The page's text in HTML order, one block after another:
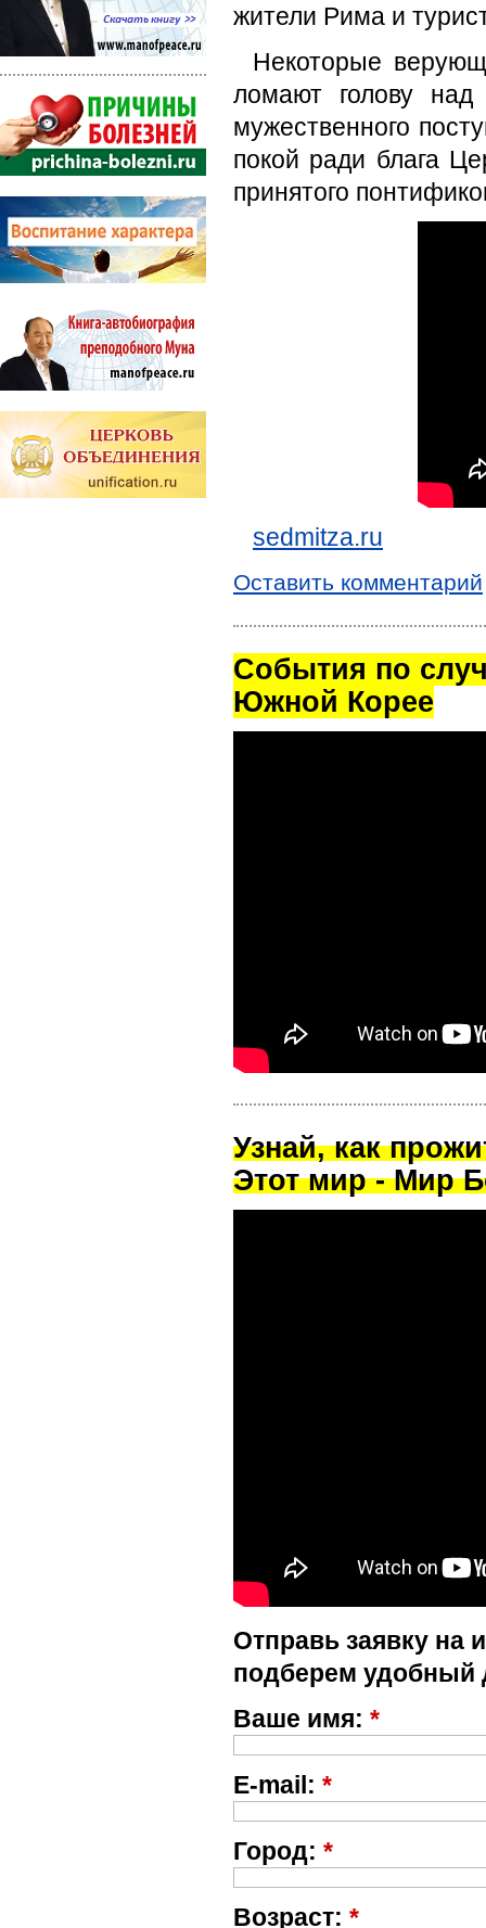
жители Рима и
Некоторые
ломают голову
мужественного
покой ради блага
принятого
sedmitza.ru
Оставить комментарий
Cобытия по
Южной Корее
Узнай, как
Этот мир - Мир
Отправь заявку на
подберем удобный
Ваше имя: *
E-mail: *
Город: *
Возраст: *